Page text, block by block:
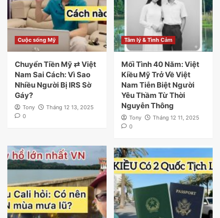
Cuộc sống Mỹ
Chuyển Tiền Mỹ ⇄ Việt
Nam Sai Cách: Vì Sao
Nhiều Người Bị IRS Sờ
Gáy?
Tony
Tháng 12 13, 2025
0
Tâm lý & Tình Cảm
Mối Tình 40 Năm: Việt
Kiều Mỹ Trở Về Việt
Nam Tiễn Biệt Người
Yêu Thầm Từ Thời
Nguyễn Thông
Tony
Tháng 12 11, 2025
0